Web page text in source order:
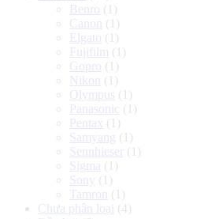
Benro (1)
Canon
(1)
Elgato (1)
Fujifilm (1)
Gopro (1)
Nikon
(1)
Olympus (1)
Panasonic (1)
Pentax (1)
Samyang (1)
Sennhieser
(1)
Sigma (1)
Sony (1)
Tamron
(1)
Chưa phân loại (4)